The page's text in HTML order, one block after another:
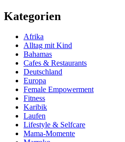
Kategorien
Afrika
Alltag mit Kind
Bahamas
Cafes & Restaurants
Deutschland
Europa
Female Empowerment
Fitness
Karibik
Laufen
Lifestyle & Selfcare
Mama-Momente